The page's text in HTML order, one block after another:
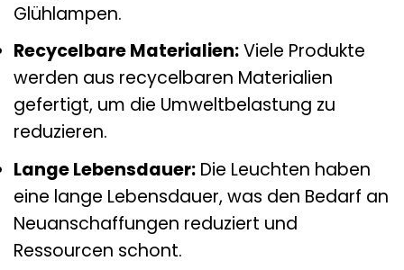
Glühlampen.
Recycelbare Materialien:Viele Produkte
werden aus recycelbaren Materialien
gefertigt, um die Umweltbelastung zu
reduzieren.
Lange Lebensdauer: Die Leuchten haben
eine lange Lebensdauer, was den Bedarf an
Neuanschaffungen reduziert und
Ressourcen schont.